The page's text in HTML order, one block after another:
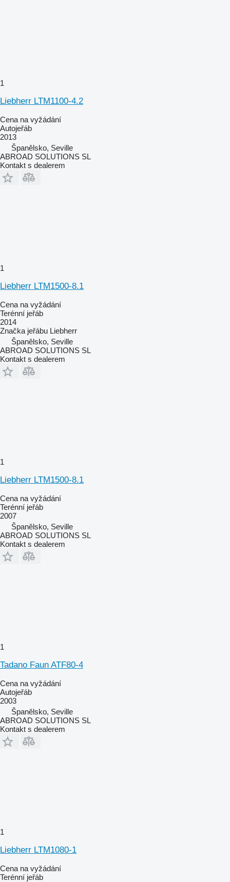
1
Liebherr LTM1100-4.2
Cena na vyžádání
Autojeřáb
2013
Španělsko, Seville
ABROAD SOLUTIONS SL
Kontakt s dealerem
1
Liebherr LTM1500-8.1
Cena na vyžádání
Terénní jeřáb
2014
Značka jeřábu Liebherr
Španělsko, Seville
ABROAD SOLUTIONS SL
Kontakt s dealerem
1
Liebherr LTM1500-8.1
Cena na vyžádání
Terénní jeřáb
2007
Španělsko, Seville
ABROAD SOLUTIONS SL
Kontakt s dealerem
1
Tadano Faun ATF80-4
Cena na vyžádání
Autojeřáb
2003
Španělsko, Seville
ABROAD SOLUTIONS SL
Kontakt s dealerem
1
Liebherr LTM1080-1
Cena na vyžádání
Terénní jeřáb